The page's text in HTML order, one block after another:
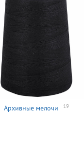
Архивные мелочи 19